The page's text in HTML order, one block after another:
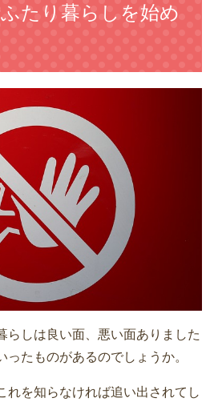
たり暮らしを始め
らしは良い面、悪い面ありました
ったものがあるのでしょうか。
れを知らなければ追い出されてし